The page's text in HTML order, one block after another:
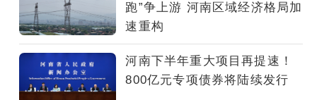
台
一
系
政
跑”争上游 河南区域经济格局加
速重构
河南下半年重大项目再提速！
800亿元专项债券将陆续发行